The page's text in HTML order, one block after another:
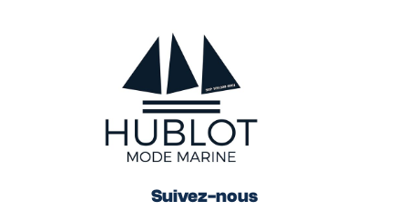
Suivez-nous